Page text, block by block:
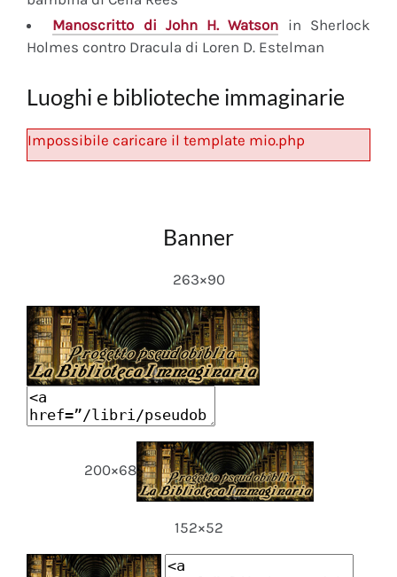
Manoscritto di John H. Watson in Sherlock
Holmes contro Dracula di Loren D. Estelman
Luoghi e biblioteche immaginarie
Impossibile caricare il template mio.php
Banner
263×90
200×68
152×52